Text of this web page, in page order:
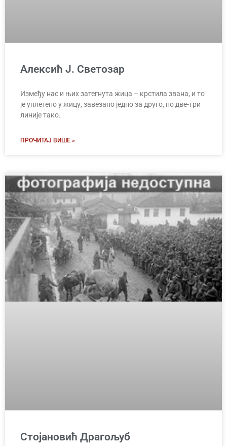
Алексић Ј. Светозар
Између нас и њих затегнута жица – крстила звана, и то
је уплетено у жицу, завезано једно за друго, по две-три
линије тако.
ПРОЧИТАЈ ВИШЕ »
Стојановић Драгољуб